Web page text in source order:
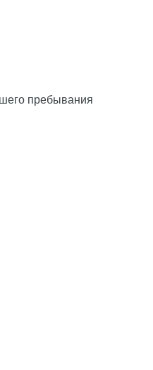
пребывания